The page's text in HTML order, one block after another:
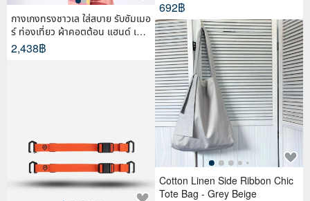
กางเกงทรงชาวเล ใส่สบาย รับซัมเมอ
ร์ ท่องเที่ยว ผ้าคอตต้อน แฮนด์ เพ้น
ท์
2,438฿
692฿
Cotton Linen Side Ribbon Chic
Tote Bag - Grey Beige